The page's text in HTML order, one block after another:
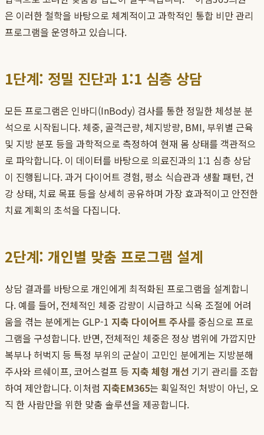
은 이러한 철학을 바탕으로 체계적이고 과학적인 통합 비만 관리
프로그램을 운영하고 있습니다.
1단계: 정밀 진단과 1:1 심층 상담
모든 프로그램은 인바디(InBody) 검사를 통한 정밀한 체성분 분
석으로 시작됩니다. 체중, 골격근량, 체지방량, BMI, 부위별 근육
및 지방 분포 등을 과학적으로 측정하여 현재 몸 상태를 객관적으
로 파악합니다. 이 데이터를 바탕으로 의료진과의 1:1 심층 상담
이 진행됩니다. 과거 다이어트 경험, 평소 식습관과 생활 패턴, 건
강 상태, 치료 목표 등을 상세히 공유하며 가장 효과적이고 안전한
치료 계획의 초석을 다집니다.
2단계: 개인별 맞춤 프로그램 설계
상담 결과를 바탕으로 개인에게 최적화된 프로그램을 설계합니
다. 예를 들어, 전체적인 체중 감량이 시급하고 식욕 조절에 어려
움을 겪는 분에게는 GLP-1 지축 다이어트 주사를 중심으로 프로
그램을 구성합니다. 반면, 전체적인 체중은 정상 범위에 가깝지만
복부나 허벅지 등 특정 부위의 군살이 고민인 분에게는 지방분해
주사와 르쉐이프, 코어스컬프 등 지축 체형 개선 기기 관리를 조합
하여 제안합니다. 이처럼 지축EM365는 획일적인 처방이 아닌, 오
직 한 사람만을 위한 맞춤 솔루션을 제공합니다.